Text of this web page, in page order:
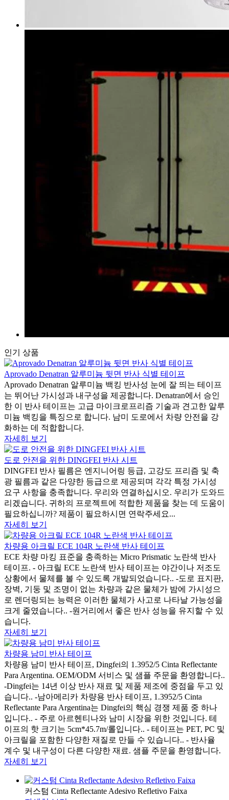
인기 상품
Aprovado Denatran 알루미늄 뒷면 반사 식별 테이프
Aprovado Denatran 알루미늄 백킹 반사성 눈에 잘 띄는 테이프
는 뛰어난 가시성과 내구성을 제공합니다. Denatran에서 승인
한 이 반사 테이프는 고급 마이크로프리즘 기술과 견고한 알루
미늄 백킹을 특징으로 합니다. 남미 도로에서 차량 안전을 강
화하는 데 적합합니다.
자세히 보기
도로 안전을 위한 DINGFEI 반사 시트
DINGFEI 반사 필름은 엔지니어링 등급, 고강도 프리즘 및 축
광 필름과 같은 다양한 등급으로 제공되며 각각 특정 가시성
요구 사항을 충족합니다. 우리와 연결하십시오. 우리가 도와드
리겠습니다. 귀하의 프로젝트에 적합한 제품을 찾는 데 도움이
필요하십니까? 제품이 필요하시면 연락주세요...
자세히 보기
차량용 아크릴 ECE 104R 노란색 반사 테이프
ECE 차량 마킹 표준을 충족하는 Micro Prismatic 노란색 반사
테이프. - 아크릴 ECE 노란색 반사 테이프는 야간이나 저조도
상황에서 물체를 볼 수 있도록 개발되었습니다.. -도로 표지판,
장벽, 기둥 및 조명이 없는 차량과 같은 물체가 밤에 가시성으
로 렌더링되는 능력은 이러한 물체가 사고로 나타날 가능성을
크게 줄였습니다.. -원거리에서 좋은 반사 성능을 유지할 수 있
습니다.
자세히 보기
차량용 남미 반사 테이프
차량용 남미 반사 테이프, Dingfei의 1.3952/5 Cinta Reflectante
Para Argentina. OEM/ODM 서비스 및 샘플 주문을 환영합니다..
-Dingfei는 14년 이상 반사 재료 및 제품 제조에 중점을 두고 있
습니다.. -남아메리카 차량용 반사 테이프, 1.3952/5 Cinta
Reflectante Para Argentina는 Dingfei의 핵심 경쟁 제품 중 하나
입니다.. - 주로 아르헨티나와 남미 시장을 위한 것입니다. 테
이프의 핫 크기는 5cm*45.7m/롤입니다.. - 테이프는 PET, PC 및
아크릴을 포함한 다양한 재질로 만들 수 있습니다.. - 반사율
계수 및 내구성이 다른 다양한 재료. 샘플 주문을 환영합니다.
자세히 보기
커스텀 Cinta Reflectante Adesivo Refletivo Faixa